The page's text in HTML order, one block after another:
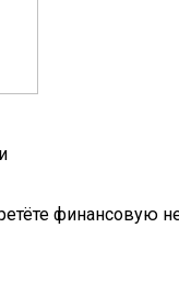
финансовую